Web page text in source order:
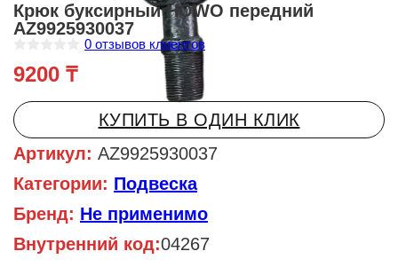
Крюк буксирный HOWO передний
AZ9925930037
ц
е
к
а
0
и
з
5
0 отзывов клиентов
9200 ₸
КУПИТЬ В ОДИН КЛИК
Артикул: AZ9925930037
Категории: Подвеска
Бренд: Не применимо
Внутренний код:04267